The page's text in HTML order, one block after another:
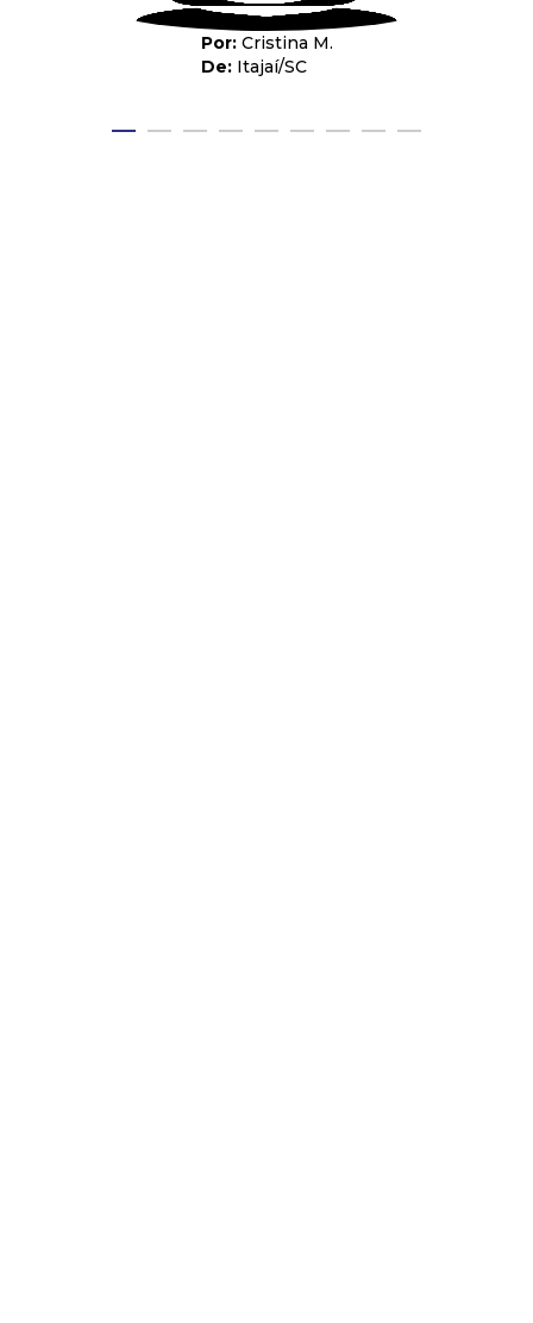
Cristina M.
Itajaí/SC